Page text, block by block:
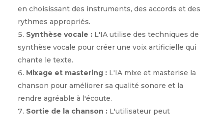
en choisissant des instruments, des accords et des
rythmes appropriés.
Synthèse vocale :L'IA utilise des techniques de
synthèse vocale pour créer une voix artificielle qui
chante le texte.
Mixage et mastering :L'IA mixe et masterise la
chanson pour améliorer sa qualité sonore et la
rendre agréable à l'écoute.
Sortie de la chanson :L'utilisateur peut